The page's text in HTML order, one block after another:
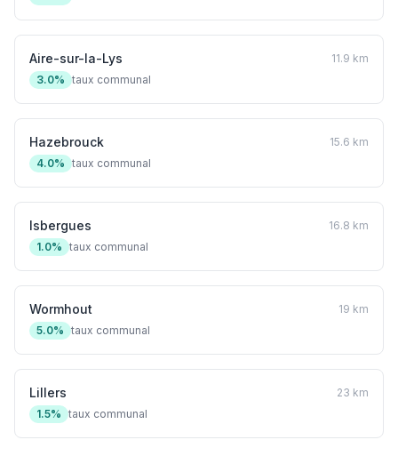
Aire-sur-la-Lys
11.9 km
3.0% taux communal
Hazebrouck
15.6 km
4.0% taux communal
Isbergues
16.8 km
1.0% taux communal
Wormhout
19 km
5.0% taux communal
Lillers
23 km
1.5% taux communal